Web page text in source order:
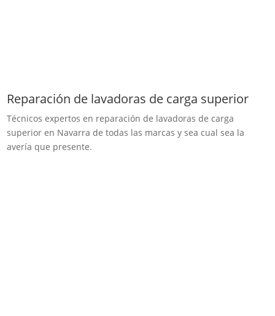
Reparación de lavadoras de carga superior
Técnicos expertos en reparación de lavadoras de carga
superior en Navarra de todas las marcas y sea cual sea la
avería que presente.